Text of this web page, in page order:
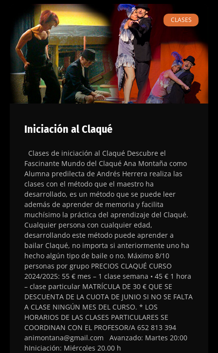
CLASES
Iniciación al Claqué
Clases de iniciación al Claqué Descubre el
Fascinante Mundo del Claqué Ana Montaña como
Alumna predilecta de Andrés Herrera realiza las
clases con el método que el maestro ha
desarrollado, es un método que se puede leer
además de aprender de memoria y facilita
muchísimo la práctica del aprendizaje del Claqué.
Cualquier persona con cualquier edad,
desarrollando este método puede aprender a
bailar Claqué, no importa si anteriormente uno ha
hecho algún tipo de baile o no. Máximo 8/10
personas por grupo PRECIOS CLAQUÉ CURSO
2024/2025: 55 € mes – 1 clase semana • 45 € 1 hora
– clase particular MATRÍCULA DE 30 € QUE SE
DESCUENTA DE LA CUOTA DE JUNIO SI NO SE FALTA
A CLASE NINGÚN MES DEL CURSO. * LOS
HORARIOS DE LAS CLASES PARTICULARES SE
COORDINAN CON EL PROFESOR/A 652 813 394
animontana@gmail.com Avanzado: Martes 20:00
hIniciación: Miércoles 20.00 h